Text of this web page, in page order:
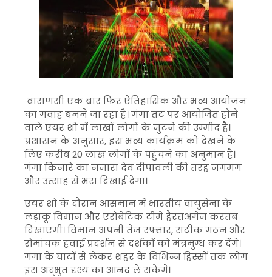
वाराणसी एक बार फिर ऐतिहासिक और भव्य आयोजन
का गवाह बनने जा रहा है। गंगा तट पर आयोजित होने
वाले एयर शो में लाखों लोगों के जुटने की उम्मीद है।
प्रशासन के अनुसार, इस भव्य कार्यक्रम को देखने के
लिए करीब 20 लाख लोगों के पहुंचने का अनुमान है।
गंगा किनारे का नजारा देव दीपावली की तरह जगमग
और उत्साह से भरा दिखाई देगा।
एयर शो के दौरान आसमान में भारतीय वायुसेना के
लड़ाकू विमान और एरोबेटिक टीमें हैरतअंगेज करतब
दिखाएंगी। विमान अपनी तेज रफ्तार, सटीक गठन और
रोमांचक हवाई प्रदर्शन से दर्शकों को मंत्रमुग्ध कर देंगे।
गंगा के घाटों से लेकर शहर के विभिन्न हिस्सों तक लोग
इस अद्भुत दृश्य का आनंद ले सकेंगे।